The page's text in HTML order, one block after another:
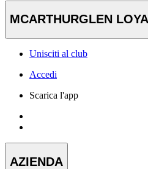
MCARTHURGLEN
Unisciti al club
Accedi
Scarica l'app
AZIENDA